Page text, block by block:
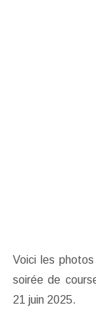
Voici les
soirée de
21 juin 2025.